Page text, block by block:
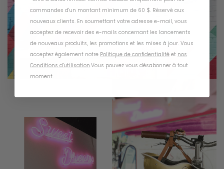
commandes d'un montant minimum de 60 $. Réservé aux
nouveaux clients. En soumettant votre adresse e-mail, vous
acceptez de recevoir des e-mails concernant les lancements
de nouveaux produits, les promotions et les mises à jour. Vous
acceptez également notre Politique de confidentialité et nos
Conditions d'utilisation.Vous pouvez vous désabonner à tout
moment.